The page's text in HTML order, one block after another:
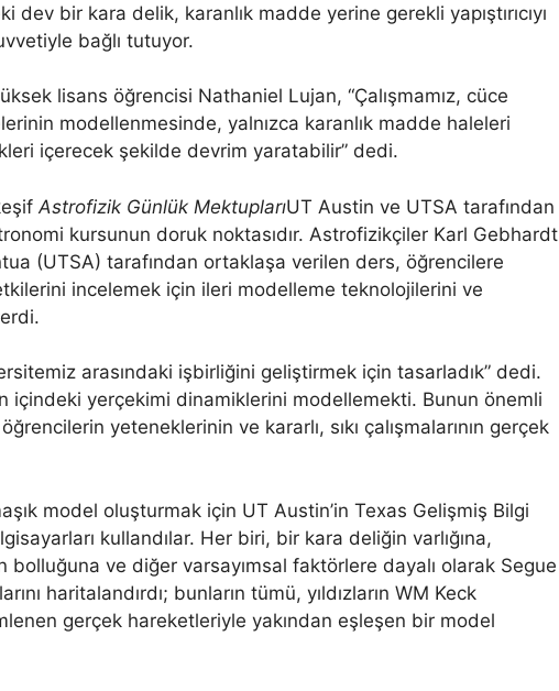
dev bir kara delik, karanlık madde yerine gerekli yapıştırıcıyı
bağlı tutuyor.
lisans öğrencisi Nathaniel Lujan, “Çalışmamız, cüce
modellenmesinde, yalnızca karanlık madde haleleri
içerecek şekilde devrim yaratabilir” dedi.
Astrofizik Günlük MektuplarıUT Austin ve UTSA tarafından
kursunun doruk noktasıdır. Astrofizikçiler Karl Gebhardt
(UTSA) tarafından ortaklaşa verilen ders, öğrencilere
incelemek için ileri modelleme teknolojilerini ve
arasındaki işbirliğini geliştirmek için tasarladık” dedi.
içindeki yerçekimi dinamiklerini modellemekti. Bunun önemli
yeteneklerinin ve kararlı, sıkı çalışmalarının gerçek
model oluşturmak için UT Austin’in Texas Gelişmiş Bilgi
kullandılar. Her biri, bir kara deliğin varlığına,
bolluğuna ve diğer varsayımsal faktörlere dayalı olarak Segue
haritalandırdı; bunların tümü, yıldızların WM Keck
gerçek hareketleriyle yakından eşleşen bir model